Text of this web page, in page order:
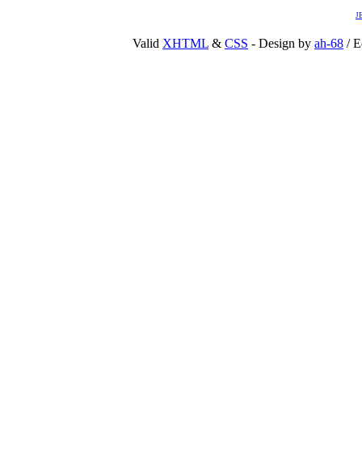
Valid XHTML & CSS - Design by ah-68 /